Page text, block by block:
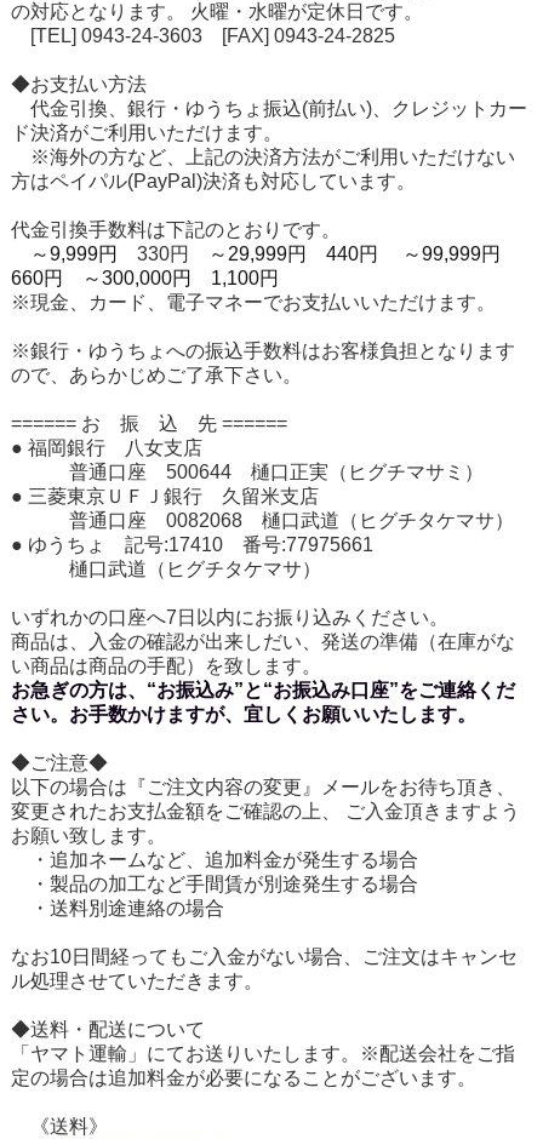
の対応となります。 火曜・水曜が定休日です。
[TEL] 0943-24-3603 [FAX] 0943-24-2825
◆お支払い方法
代金引換、銀行・ゆうちょ振込(前払い)、クレジットカー
ド決済がご利用いただけます。
※海外の方など、上記の決済方法がご利用いただけない
方はペイパル(PayPal)決済も対応しています。
代金引換手数料は下記のとおりです。
～9,999円 330円 ～29,999円 440円
～99,999円
660円
～300,000円 1,100円
※現金、カード、電子マネーでお支払いいただけます。
※銀行・ゆうちょへの振込手数料はお客様負担となります
ので、あらかじめご了承下さい。
====== お 振 込 先 ======
● 福岡銀行 八女支店
普通口座 500644 樋口正実（ヒグチマサミ）
● 三菱東京ＵＦＪ銀行 久留米支店
普通口座 0082068 樋口武道（ヒグチタケマサ）
● ゆうちょ 記号:17410 番号:77975661
樋口武道（ヒグチタケマサ）
いずれかの口座へ7日以内にお振り込みください。
商品は、入金の確認が出来しだい、発送の準備（在庫がな
い商品は商品の手配）を致します。
お急ぎの方は、“お振込み”と“お振込み口座”をご連絡くだ
さい。お手数かけますが、宜しくお願いいたします。
◆ご注意◆
以下の場合は『ご注文内容の変更』メールをお待ち頂き、
変更されたお支払金額をご確認の上、 ご入金頂きますよう
お願い致します。
・追加ネームなど、追加料金が発生する場合
・製品の加工など手間賃が別途発生する場合
・送料別途連絡の場合
なお10日間経ってもご入金がない場合、ご注文はキャンセ
ル処理させていただきます。
◆送料・配送について
「ヤマト運輸」にてお送りいたします。※配送会社をご指
定の場合は追加料金が必要になることがございます。
《送料》